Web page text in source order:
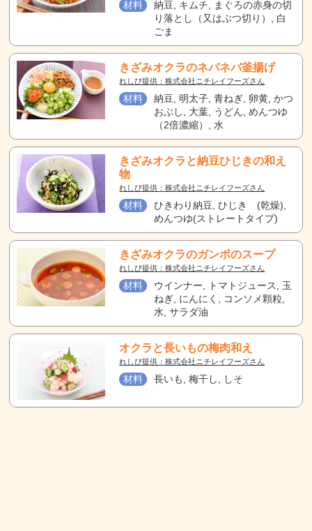
材料
納豆, キムチ, まぐろの赤身の切
り落とし（又はぶつ切り）, 白
ごま
きざみオクラのネバネバ釜揚げ
れしぴ提供：株式会社ニチレイフーズさん
材料
納豆, 明太子, 青ねぎ, 卵黄, かつ
おぶし, 大葉, うどん, めんつゆ
（2倍濃縮）, 水
きざみオクラと納豆ひじきの和え
物
れしぴ提供：株式会社ニチレイフーズさん
材料
ひきわり納豆, ひじき (乾燥),
めんつゆ(ストレートタイプ)
きざみオクラのガンボのスープ
れしぴ提供：株式会社ニチレイフーズさん
材料
ウインナー, トマトジュース, 玉
ねぎ, にんにく, コンソメ顆粒,
水, サラダ油
オクラと長いもの梅肉和え
れしぴ提供：株式会社ニチレイフーズさん
材料 長いも, 梅干し, しそ